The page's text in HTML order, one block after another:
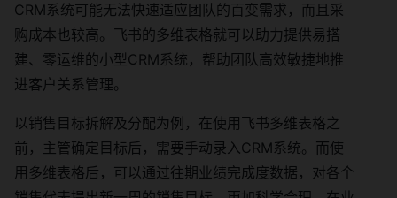
CRM系统可能无法快速适应团队的百变需求，而且采
购成本也较高。飞书的多维表格就可以助力提供易搭
建、零运维的小型CRM系统，帮助团队高效敏捷地推
进客户关系管理。
以销售目标拆解及分配为例，在使用飞书多维表格之
前，主管确定目标后，需要手动录入CRM系统。而使
用多维表格后，可以通过往期业绩完成度数据，对各个